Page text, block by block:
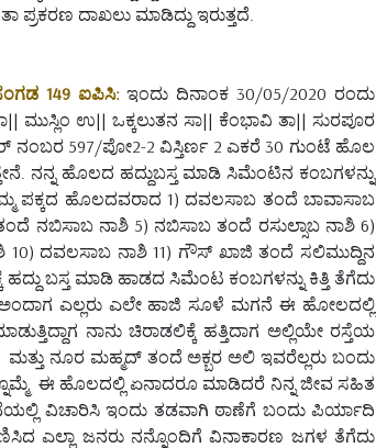
ಪ್ರಕರಣ ದಾಖಲು ಮಾಡಿದ್ದು ಇರುತ್ತದೆ.
149 ಐಪಿಸಿ:ಇಂದು ದಿನಾಂಕ 30/05/2020 ರಂದು
ಉ|| ಒಕ್ಕಲುತನ ಸಾ|| ಕೆಂಭಾವಿ ತಾ|| ಸುರಪೂರ
597/ಪೋ2-2 ವಿಸ್ತಿರ್ಣ 2 ಎಕರೆ 30 ಗುಂಟೆ ಹೊಲ
ನನ್ನ ಹೊಲದ ಹದ್ದುಬಸ್ತ ಮಾಡಿ ಸಿಮೆಂಟಿನ ಕಂಬಗಳನ್ನು
ಪಕ್ಕದ ಹೊಲದವರಾದ 1) ದವಲಸಾಬ ತಂದೆ ಬಾವಾಸಾಬ
ನಬಿಸಾಬ ನಾಶಿ 5) ನಬಿಸಾಬ ತಂದೆ ರಸುಲ್ಸಾಬ ನಾಶಿ 6)
ದವಲಸಾಬ ನಾಶಿ 11) ಗೌಸ್ ಖಾಜಿ ತಂದೆ ಸಲಿಮುದ್ದಿನ
ಬಸ್ತ ಮಾಡಿ ಹಾಡದ ಸಿಮೆಂಟ ಕಂಬಗಳನ್ನು ಕಿತ್ತಿ ತೆಗೆದು
ಅಂದಾಗ ಎಲ್ಲರು ಎಲೇ ಹಾಜಿ ಸೂಳೆ ಮಗನೆ ಈ ಹೋಲದಲ್ಲಿ
ನಾನು ಚಿರಾಡಲಿಕ್ಕೆ ಹತ್ತಿದಾಗ ಅಲ್ಲಿಯೇ ರಸ್ತೆಯ
ನೂರ ಮಹ್ಮದ್ ತಂದೆ ಅಕ್ಬರ ಅಲಿ ಇವರೆಲ್ಲರು ಬಂದು
ಈ ಹೊಲದಲ್ಲಿ ಏನಾದರೂ ಮಾಡಿದರೆ ನಿನ್ನ ಜೀವ ಸಹಿತ
ವಿಚಾರಿಸಿ ಇಂದು ತಡವಾಗಿ ಠಾಣೆಗೆ ಬಂದು ಪಿರ್ಯಾದಿ
ಎಲ್ಲಾ ಜನರು ನನ್ನೊಂದಿಗೆ ವಿನಾಕಾರಣ ಜಗಳ ತೆಗೆದು